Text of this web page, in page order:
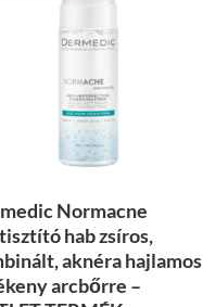
Normacne
hab zsíros,
aknéra hajlamos
arcbőrre –